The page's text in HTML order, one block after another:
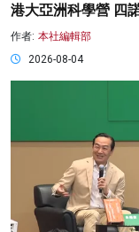
港大亞洲科學營 四
作者: 本社編輯部
2026-08-04